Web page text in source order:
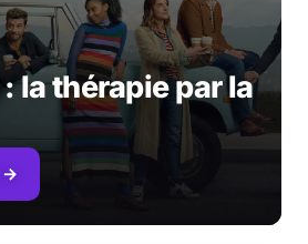
la thérapie par la
→